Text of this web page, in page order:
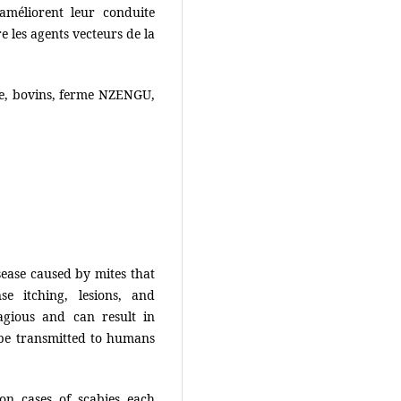
leur conduite
les agents vecteurs de la
bovins, ferme NZENGU,
caused by mites that
itching, lesions, and
and can result in
transmitted to humans